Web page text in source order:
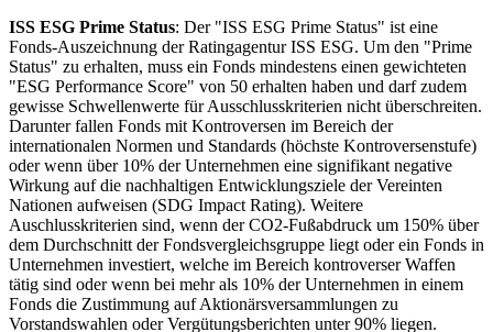
ISS ESG Prime Status: Der "ISS ESG Prime Status" ist eine
Fonds-Auszeichnung der Ratingagentur ISS ESG. Um den "Prime
Status" zu erhalten, muss ein Fonds mindestens einen gewichteten
"ESG Performance Score" von 50 erhalten haben und darf zudem
gewisse Schwellenwerte für Ausschlusskriterien nicht überschreiten.
Darunter fallen Fonds mit Kontroversen im Bereich der
internationalen Normen und Standards (höchste Kontroversenstufe)
oder wenn über 10% der Unternehmen eine signifikant negative
Wirkung auf die nachhaltigen Entwicklungsziele der Vereinten
Nationen aufweisen (SDG Impact Rating). Weitere
Auschlusskriterien sind, wenn der CO2-Fußabdruck um 150% über
dem Durchschnitt der Fondsvergleichsgruppe liegt oder ein Fonds in
Unternehmen investiert, welche im Bereich kontroverser Waffen
tätig sind oder wenn bei mehr als 10% der Unternehmen in einem
Fonds die Zustimmung auf Aktionärsversammlungen zu
Vorstandswahlen oder Vergütungsberichten unter 90% liegen.